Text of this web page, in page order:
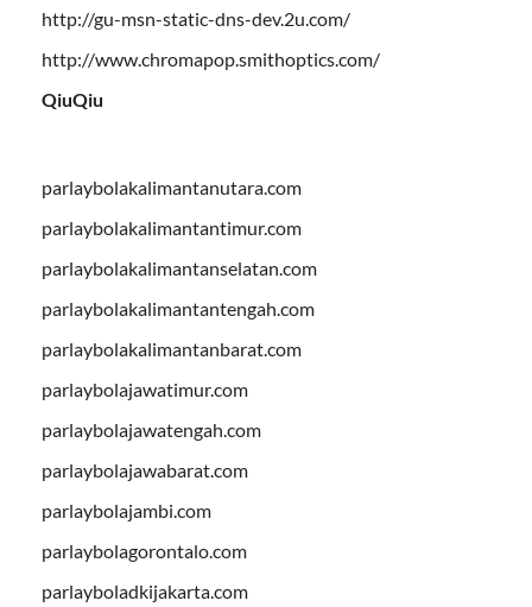
http://gu-msn-static-dns-dev.2u.com/
http://www.chromapop.smithoptics.com/
QiuQiu
parlaybolakalimantanutara.com
parlaybolakalimantantimur.com
parlaybolakalimantanselatan.com
parlaybolakalimantantengah.com
parlaybolakalimantanbarat.com
parlaybolajawatimur.com
parlaybolajawatengah.com
parlaybolajawabarat.com
parlaybolajambi.com
parlaybolagorontalo.com
parlayboladkijakarta.com